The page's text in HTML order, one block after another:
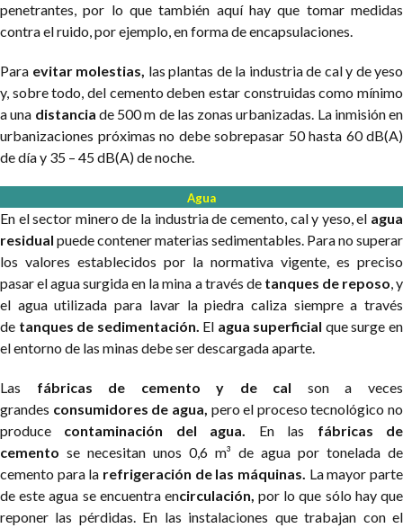
penetrantes, por lo que también aquí hay que tomar medidas
contra el ruido, por ejemplo, en forma de encapsulaciones.
Para evitar molestias, las plantas de la industria de cal y de yeso
y, sobre todo, del cemento deben estar construidas como mínimo
a una distancia de 500 m de las zonas urbanizadas. La inmisión en
urbanizaciones próximas no debe sobrepasar 50 hasta 60 dB(A)
de día y 35 – 45 dB(A) de noche.
Agua
En el sector minero de la industria de cemento, cal y yeso, el agua
residual puede contener materias sedimentables. Para no superar
los valores establecidos por la normativa vigente, es preciso
pasar el agua surgida en la mina a través de tanques de reposo, y
el agua utilizada para lavar la piedra caliza siempre a través
de tanques de sedimentación. El agua superficial que surge en
el entorno de las minas debe ser descargada aparte.
Las fábricas de cemento y de cal son a veces
grandes consumidores de agua, pero el proceso tecnológico no
produce contaminación del agua. En las fábricas de
cemento se necesitan unos 0,6 m³ de agua por tonelada de
cemento para la refrigeración de las máquinas. La mayor parte
de este agua se encuentra encirculación, por lo que sólo hay que
reponer las pérdidas. En las instalaciones que trabajan con el